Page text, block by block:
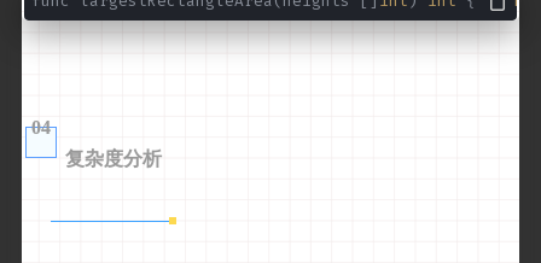
04
复杂度分析